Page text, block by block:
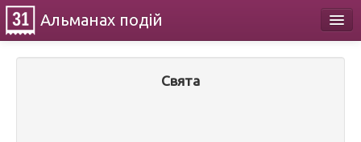
Альманах подій
Свята